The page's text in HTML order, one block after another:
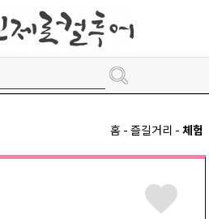
홈 - 즐길거리 - 체험